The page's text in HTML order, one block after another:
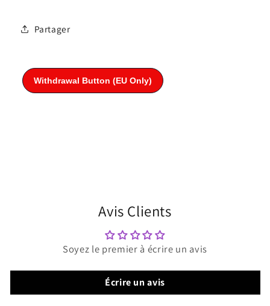
Partager
Avis Clients
Soyez le premier à écrire un avis
Écrire un avis